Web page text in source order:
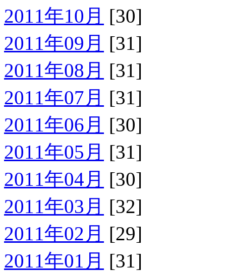
2011年10月 [30]
2011年09月 [31]
2011年08月 [31]
2011年07月 [31]
2011年06月 [30]
2011年05月 [31]
2011年04月 [30]
2011年03月 [32]
2011年02月 [29]
2011年01月 [31]